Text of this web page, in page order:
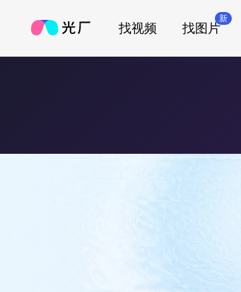
找视频
新
找图片